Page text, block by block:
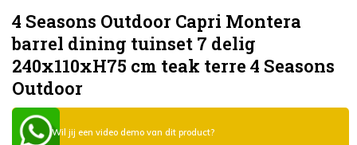
4 Seasons Outdoor Capri Montera
barrel dining tuinset 7 delig
240x110xH75 cm teak terre 4 Seasons
Outdoor
Wil jij een video demo van dit product?